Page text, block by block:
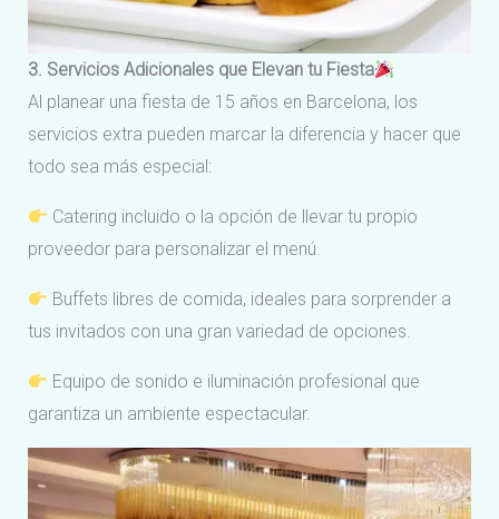
3. Servicios Adicionales que Elevan tu Fiesta
Al planear una fiesta de 15 años en Barcelona, los
servicios extra pueden marcar la diferencia y hacer que
todo sea más especial:
Catering incluido o la opción de llevar tu propio
proveedor para personalizar el menú.
Buffets libres de comida, ideales para sorprender a
tus invitados con una gran variedad de opciones.
Equipo de sonido e iluminación profesional que
garantiza un ambiente espectacular.